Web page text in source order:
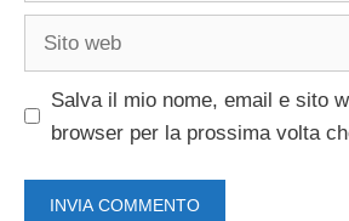
Sito
Salva il mio nome, email e sito
browser per la prossima volta